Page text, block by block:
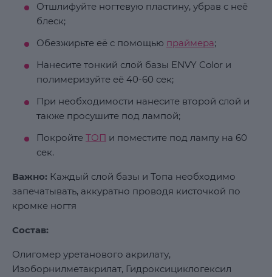
Отшлифуйте ногтевую пластину, убрав с неё
блеск;
Обезжирьте её с помощью праймера;
Нанесите тонкий слой базы ENVY Color и
полимеризуйте её 40-60 сек;
При необходимости нанесите второй слой и
также просушите под лампой;
Покройте ТОП и поместите под лампу на 60
сек.
Важно: Каждый слой базы и Топа необходимо
запечатывать, аккуратно проводя кисточкой по
кромке ногтя
Состав:
Олигомер уретанового акрилату,
Изоборнилметакрилат, Гидроксициклогексил